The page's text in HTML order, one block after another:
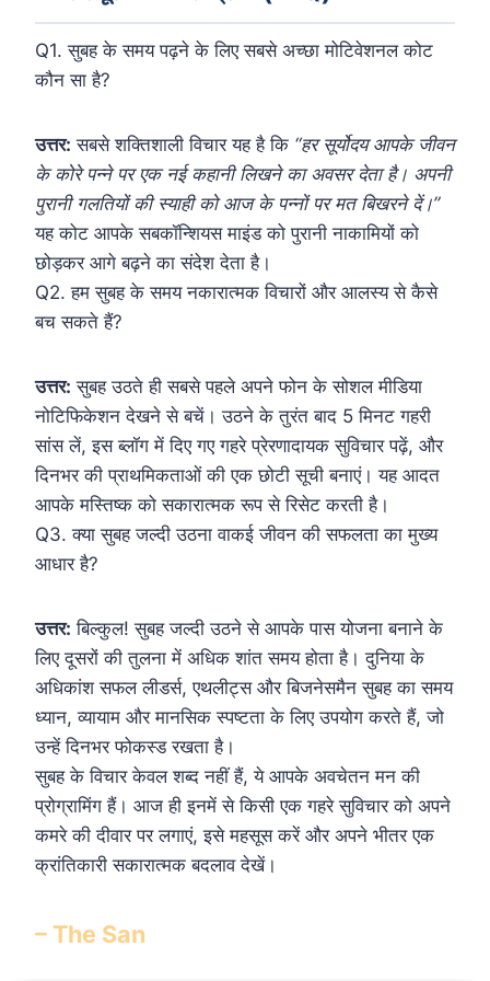
Q1. सुबह के समय पढ़ने के लिए सबसे अच्छा मोटिवेशनल कोट
कौन सा है?
उत्तर: सबसे शक्तिशाली विचार यह है कि “हर सूर्योदय आपके जीवन
के कोरे पन्ने पर एक नई कहानी लिखने का अवसर देता है। अपनी
पुरानी गलतियों की स्याही को आज के पन्नों पर मत बिखरने दें।”
यह कोट आपके सबकॉन्शियस माइंड को पुरानी नाकामियों को
छोड़कर आगे बढ़ने का संदेश देता है।
Q2. हम सुबह के समय नकारात्मक विचारों और आलस्य से कैसे
बच सकते हैं?
उत्तर: सुबह उठते ही सबसे पहले अपने फोन के सोशल मीडिया
नोटिफिकेशन देखने से बचें। उठने के तुरंत बाद 5 मिनट गहरी
सांस लें, इस ब्लॉग में दिए गए गहरे प्रेरणादायक सुविचार पढ़ें, और
दिनभर की प्राथमिकताओं की एक छोटी सूची बनाएं। यह आदत
आपके मस्तिष्क को सकारात्मक रूप से रिसेट करती है।
Q3. क्या सुबह जल्दी उठना वाकई जीवन की सफलता का मुख्य
आधार है?
उत्तर: बिल्कुल! सुबह जल्दी उठने से आपके पास योजना बनाने के
लिए दूसरों की तुलना में अधिक शांत समय होता है। दुनिया के
अधिकांश सफल लीडर्स, एथलीट्स और बिजनेसमैन सुबह का समय
ध्यान, व्यायाम और मानसिक स्पष्टता के लिए उपयोग करते हैं, जो
उन्हें दिनभर फोकस्ड रखता है।
सुबह के विचार केवल शब्द नहीं हैं, ये आपके अवचेतन मन की
प्रोग्रामिंग हैं। आज ही इनमें से किसी एक गहरे सुविचार को अपने
कमरे की दीवार पर लगाएं, इसे महसूस करें और अपने भीतर एक
क्रांतिकारी सकारात्मक बदलाव देखें।
– The San